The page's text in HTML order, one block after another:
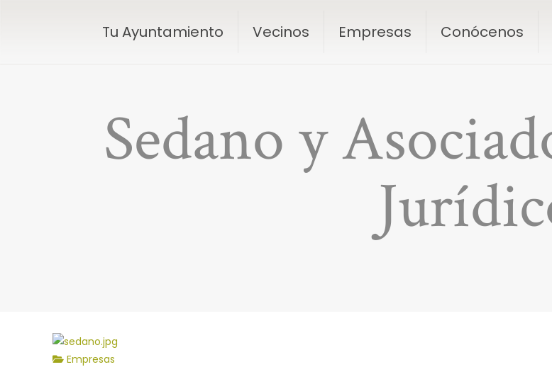
Tu Ayuntamiento Vecinos Empresas Conócenos
Sedano y
Empresas